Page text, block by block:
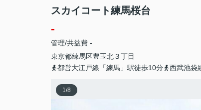
スカイコート練馬桜台
-
管理/共益費 -
東京都練馬区豊玉北３丁目
都営大江戸線「練馬」駅徒歩10分
西武池袋
1/8